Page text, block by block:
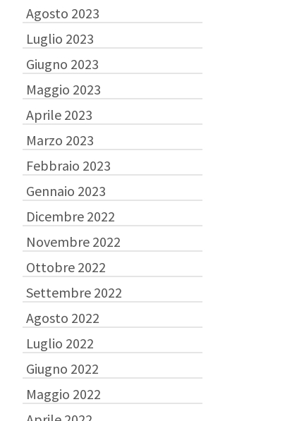
Agosto 2023
Luglio 2023
Giugno 2023
Maggio 2023
Aprile 2023
Marzo 2023
Febbraio 2023
Gennaio 2023
Dicembre 2022
Novembre 2022
Ottobre 2022
Settembre 2022
Agosto 2022
Luglio 2022
Giugno 2022
Maggio 2022